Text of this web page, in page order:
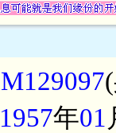
M129097
1957年01